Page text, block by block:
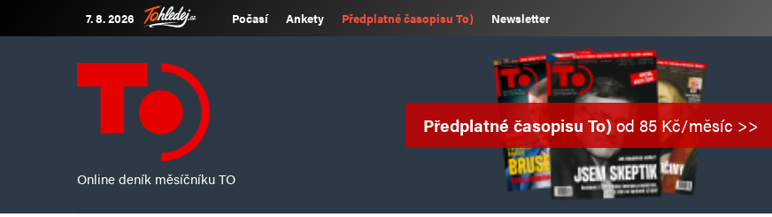
7. 8. 2026 Počasí Ankety Předplatné časopisu To) Newsletter
Online deník měsíčníku TO
Předplatné časopisu To)od 85 Kč/měsíc >>